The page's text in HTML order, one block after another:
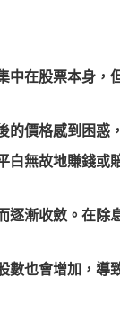
中在股票本身，
的價格感到困惑
白無故地賺錢或
逐漸收斂。在除
數也會增加，導